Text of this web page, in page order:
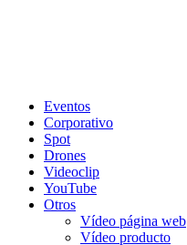
Eventos
Corporativo
Spot
Drones
Videoclip
YouTube
Otros
Vídeo página web
Vídeo producto